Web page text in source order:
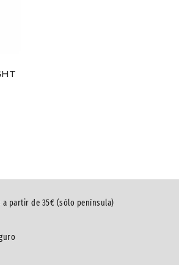
a partir de 35€ (sólo península)